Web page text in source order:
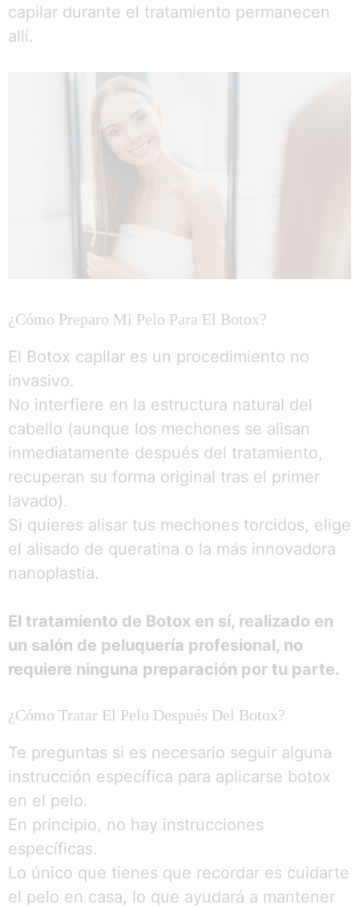
capilar durante el tratamiento permanecen
allí.
¿Cómo Preparo Mi Pelo Para El Botox?
El Botox capilar es un procedimiento no
invasivo.
No interfiere en la estructura natural del
cabello (aunque los mechones se alisan
inmediatamente después del tratamiento,
recuperan su forma original tras el primer
lavado).
Si quieres alisar tus mechones torcidos, elige
el alisado de queratina o la más innovadora
nanoplastia.
El tratamiento de Botox en sí, realizado en
un salón de peluquería profesional, no
requiere ninguna preparación por tu parte.
¿Cómo Tratar El Pelo Después Del Botox?
Te preguntas si es necesario seguir alguna
instrucción específica para aplicarse botox
en el pelo.
En principio, no hay instrucciones
específicas.
Lo único que tienes que recordar es cuidarte
el pelo en casa, lo que ayudará a mantener